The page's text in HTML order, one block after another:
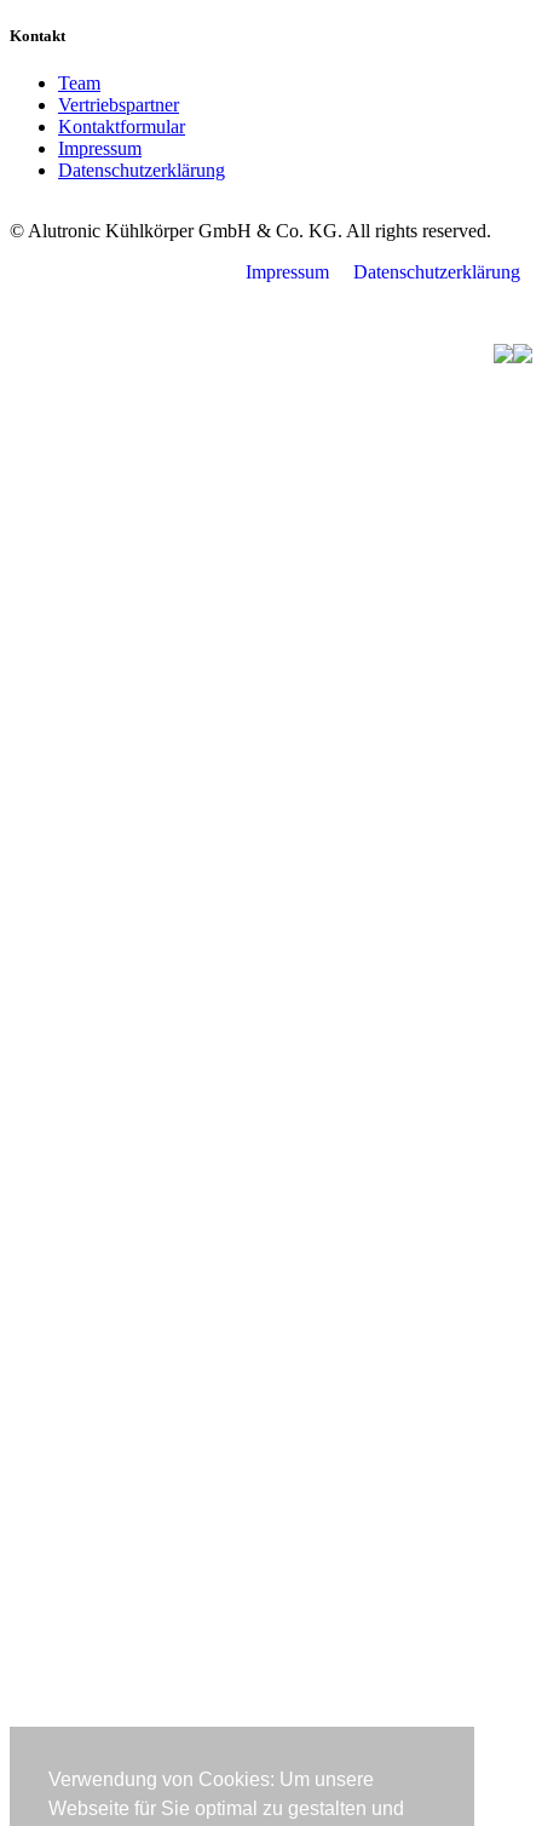
Verwendung von Cookies: Um unsere
Webseite für Sie optimal zu gestalten und
Kontakt
Team
Vertriebspartner
Kontaktformular
Impressum
Datenschutzerklärung
© Alutronic Kühlkörper GmbH & Co. KG. All rights reserved.
Impressum
Datenschutzerklärung